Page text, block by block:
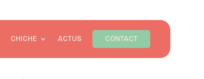
CHICHE ACTUS CONTACT